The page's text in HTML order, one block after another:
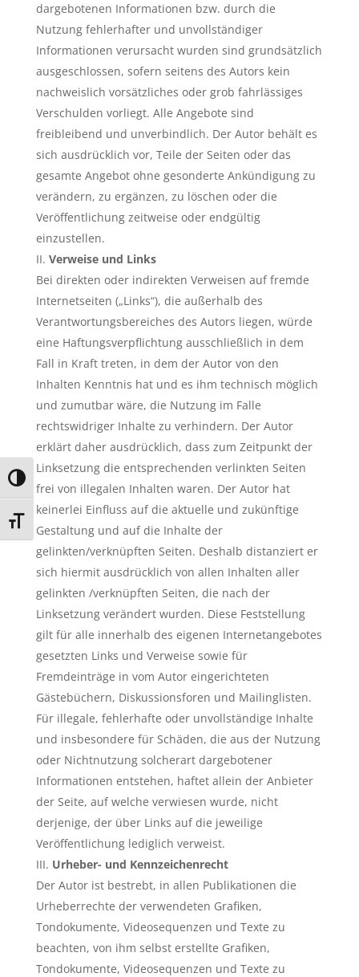
Umschalten auf hohe Kontraste
Schrift vergrößern
dargebotenen Informationen bzw. durch die
Nutzung fehlerhafter und unvollständiger
Informationen verursacht wurden sind grundsätzlich
ausgeschlossen, sofern seitens des Autors kein
nachweislich vorsätzliches oder grob fahrlässiges
Verschulden vorliegt. Alle Angebote sind
freibleibend und unverbindlich. Der Autor behält es
sich ausdrücklich vor, Teile der Seiten oder das
gesamte Angebot ohne gesonderte Ankündigung zu
verändern, zu ergänzen, zu löschen oder die
Veröffentlichung zeitweise oder endgültig
einzustellen.
Verweise und Links
Bei direkten oder indirekten Verweisen auf fremde
Internetseiten („Links“), die außerhalb des
Verantwortungsbereiches des Autors liegen, würde
eine Haftungsverpflichtung ausschließlich in dem
Fall in Kraft treten, in dem der Autor von den
Inhalten Kenntnis hat und es ihm technisch möglich
und zumutbar wäre, die Nutzung im Falle
rechtswidriger Inhalte zu verhindern. Der Autor
erklärt daher ausdrücklich, dass zum Zeitpunkt der
Linksetzung die entsprechenden verlinkten Seiten
frei von illegalen Inhalten waren. Der Autor hat
keinerlei Einfluss auf die aktuelle und zukünftige
Gestaltung und auf die Inhalte der
gelinkten/verknüpften Seiten. Deshalb distanziert er
sich hiermit ausdrücklich von allen Inhalten aller
gelinkten /verknüpften Seiten, die nach der
Linksetzung verändert wurden. Diese Feststellung
gilt für alle innerhalb des eigenen Internetangebotes
gesetzten Links und Verweise sowie für
Fremdeinträge in vom Autor eingerichteten
Gästebüchern, Diskussionsforen und Mailinglisten.
Für illegale, fehlerhafte oder unvollständige Inhalte
und insbesondere für Schäden, die aus der Nutzung
oder Nichtnutzung solcherart dargebotener
Informationen entstehen, haftet allein der Anbieter
der Seite, auf welche verwiesen wurde, nicht
derjenige, der über Links auf die jeweilige
Veröffentlichung lediglich verweist.
Urheber- und Kennzeichenrecht
Der Autor ist bestrebt, in allen Publikationen die
Urheberrechte der verwendeten Grafiken,
Tondokumente, Videosequenzen und Texte zu
beachten, von ihm selbst erstellte Grafiken,
Tondokumente, Videosequenzen und Texte zu